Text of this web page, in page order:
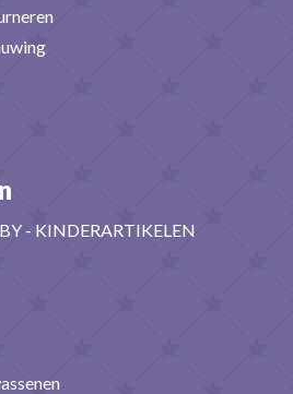
- KINDERARTIKELEN